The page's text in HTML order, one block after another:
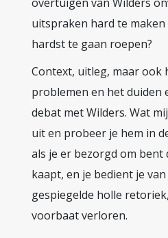
uitspraken hard te
hardst te gaan roepen?
Context, uitleg, maar ook
problemen en het duiden
debat met Wilders. Wat
uit en probeer je hem in
als je er bezorgd om bent
kaapt, en je bedient je
gespiegelde holle
voorbaat verloren.